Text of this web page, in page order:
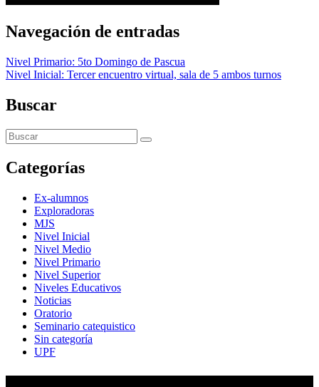
Navegación de entradas
Nivel Primario: 5to Domingo de Pascua
Nivel Inicial: Tercer encuentro virtual, sala de 5 ambos turnos
Buscar
Categorías
Ex-alumnos
Exploradoras
MJS
Nivel Inicial
Nivel Medio
Nivel Primario
Nivel Superior
Niveles Educativos
Noticias
Oratorio
Seminario catequistico
Sin categoría
UPF